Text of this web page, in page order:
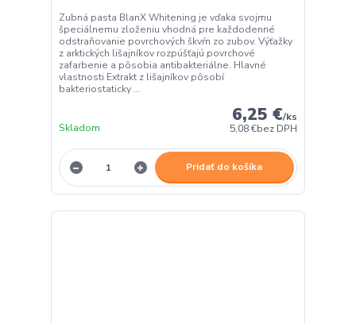
Zubná pasta BlanX Whitening je vďaka svojmu
špeciálnemu zloženiu vhodná pre každodenné
odstraňovanie povrchových škvŕn zo zubov. Výťažky
z arktických lišajníkov rozpúšťajú povrchové
zafarbenie a pôsobia antibakteriálne. Hlavné
vlastnosti Extrakt z lišajníkov pôsobí
bakteriostaticky ...
6,25 €/ks
5,08 €bez DPH
Skladom
Pridať do košíka